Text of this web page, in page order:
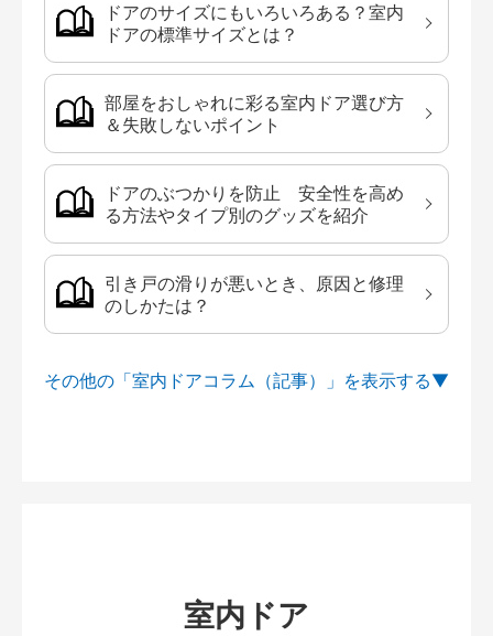
ドアのサイズにもいろいろある？室内
ドアの標準サイズとは？
部屋をおしゃれに彩る室内ドア選び方
＆失敗しないポイント
ドアのぶつかりを防止 安全性を高め
る方法やタイプ別のグッズを紹介
引き戸の滑りが悪いとき、原因と修理
のしかたは？
その他の「室内ドアコラム（記事）」を
室内ドア